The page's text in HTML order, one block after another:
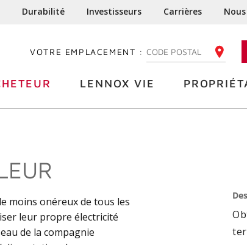
Durabilité Investisseurs Carrières
VOTRE EMPLACEMENT : ENTREZ VOTRE CODE
LENNOX VIE
moins onéreux de tous les
leur propre électricité
de la compagnie